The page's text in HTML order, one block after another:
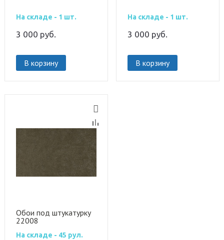
На складе - 1 шт.
3 000 руб.
В корзину
На складе - 1 шт.
3 000 руб.
В корзину
Обои под штукатурку
22008
На складе - 45 рул.